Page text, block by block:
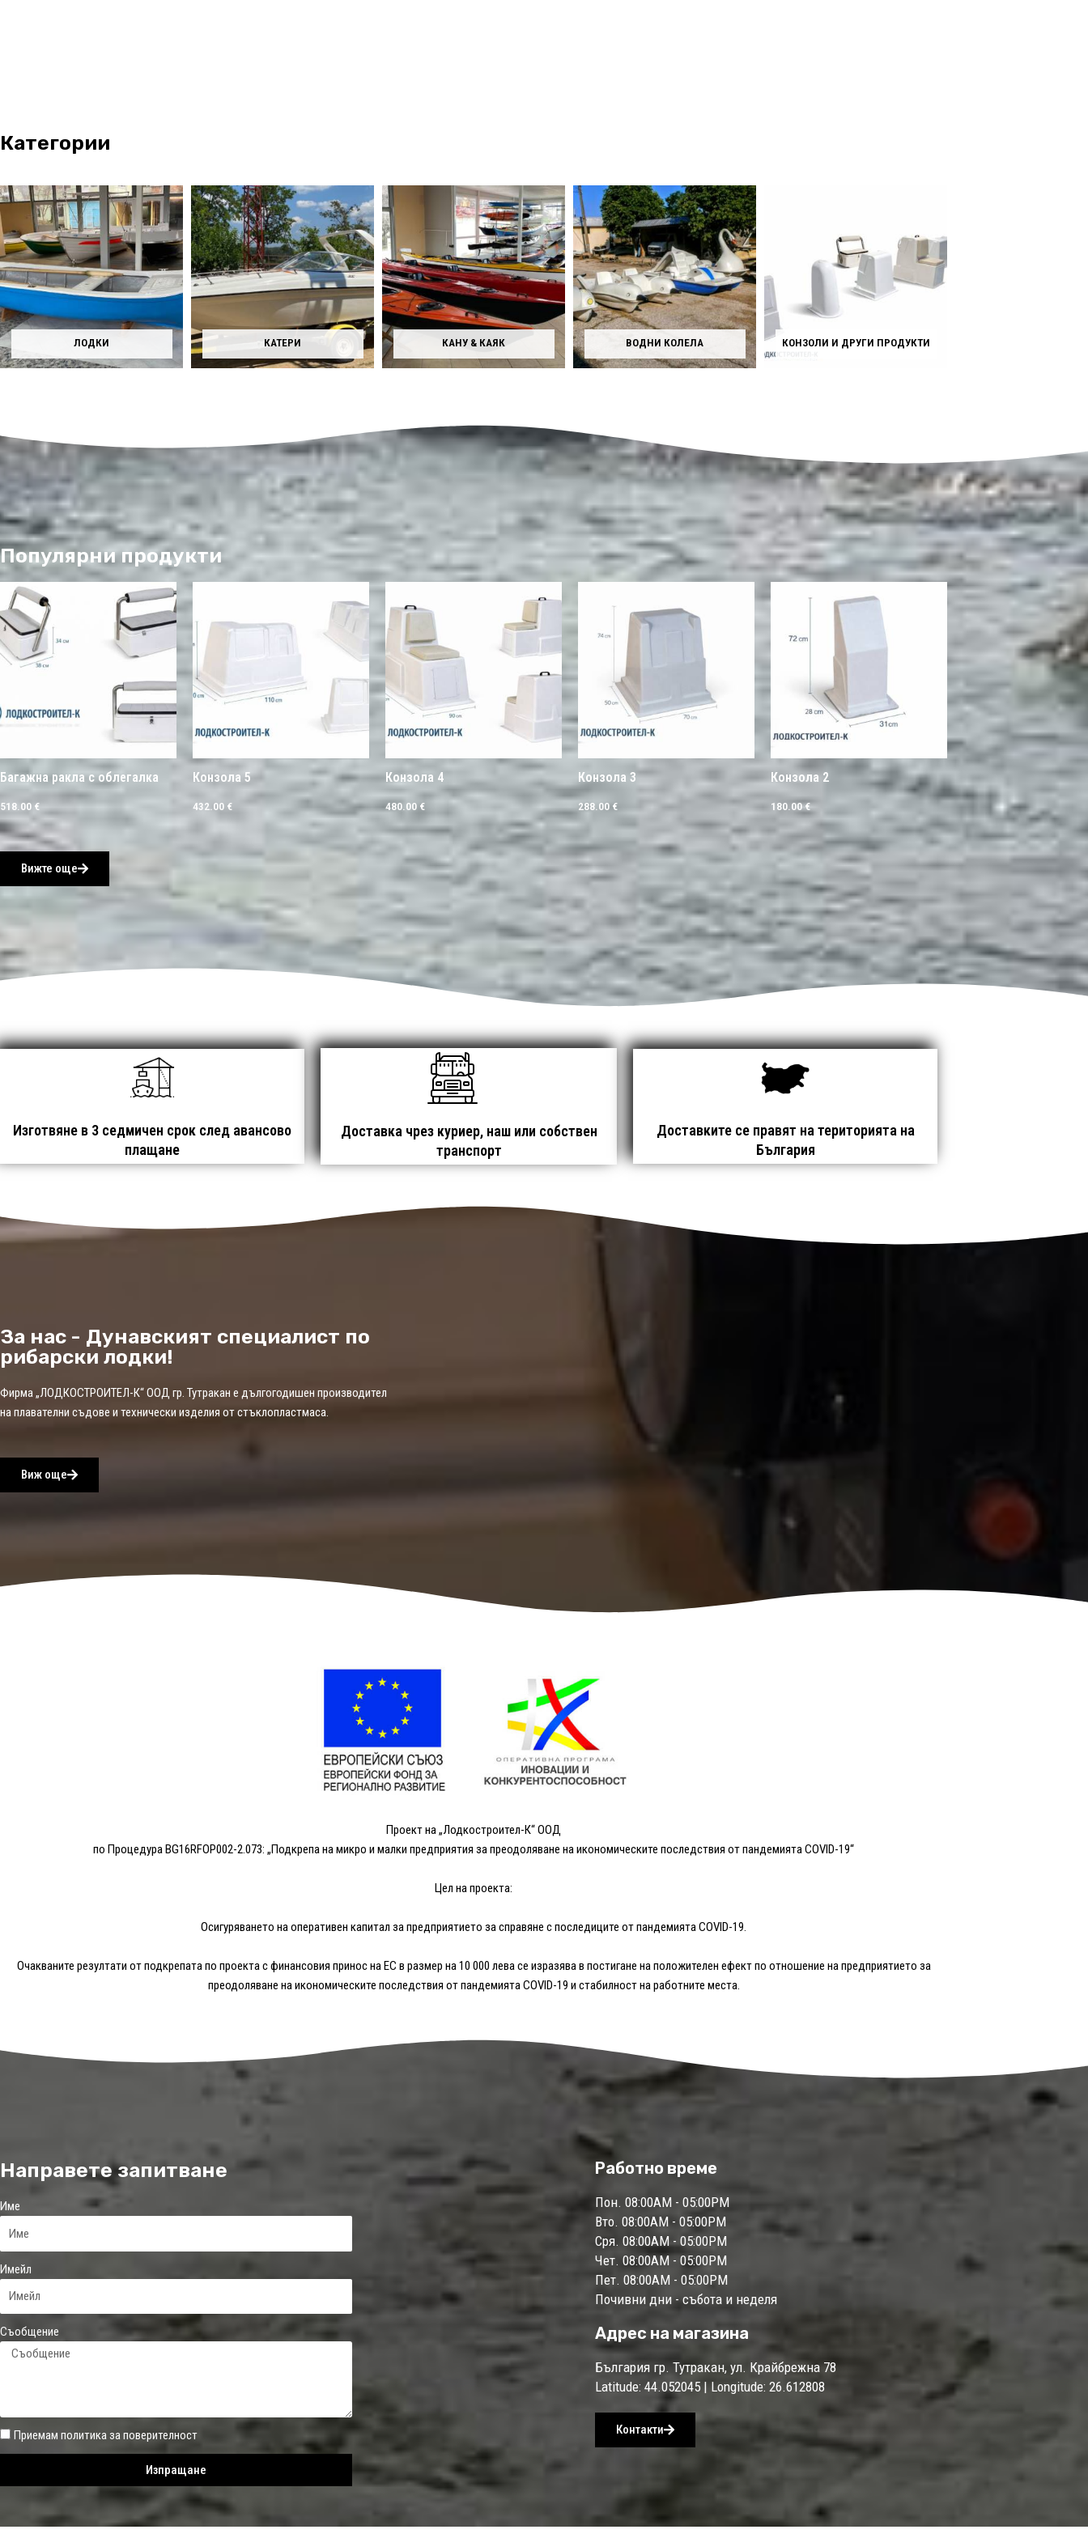
Категории
ЛОДКИ КАТЕРИ КАНУ & КАЯК ВОДНИ КОЛЕЛА КОНЗОЛИ И ДРУГИ ПРОДУКТИ
Популярни продукти
Багажна ракла с облегалка
518.00 €
Конзола 5
432.00 €
Конзола 4
480.00 €
Конзола 3
288.00 €
Конзола 2
180.00€
Вижте още
Изготвяне в 3 седмичен срок след авансово
плащане
Доставка чрез куриер, наш или собствен
транспорт
Доставките се правят на територията на
България
За нас - Дунавският специалист по
рибарски лодки!
Фирма „ЛОДКОСТРОИТЕЛ-К“ ООД гр. Тутракан е дългогодишен производител
на плавателни съдове и технически изделия от стъклопластмаса.
Виж още
Проект на „Лодкостроител-К“ ООД
по Процедура BG16RFOP002-2.073: „Подкрепа на микро и малки предприятия за преодоляване на икономическите последствия от пандемията COVID-19“
Цел на проекта:
Осигуряването на оперативен капитал за предприятието за справяне с последиците от пандемията COVID-19.
Очакваните резултати от подкрепата по проекта с финансовия принос на ЕС в размер на 10 000 лева се изразява в постигане на положителен ефект по отношение на предприятието за
преодоляване на икономическите последствия от пандемията COVID-19 и стабилност на работните места.
Направете запитване
Име
Имейл
Съобщение
Приемам политика за поверителност
Изпращане
Работно време
Пон. 08:00AM - 05:00PM
Вто. 08:00AM - 05:00PM
Сря. 08:00AM - 05:00PM
Чет. 08:00AM - 05:00PM
Пет. 08:00AM - 05:00PM
Почивни дни - събота и неделя
Адрес на магазина
България гр. Тутракан, ул. Крайбрежна 78
Latitude: 44.052045 | Longitude: 26.612808
Контакти